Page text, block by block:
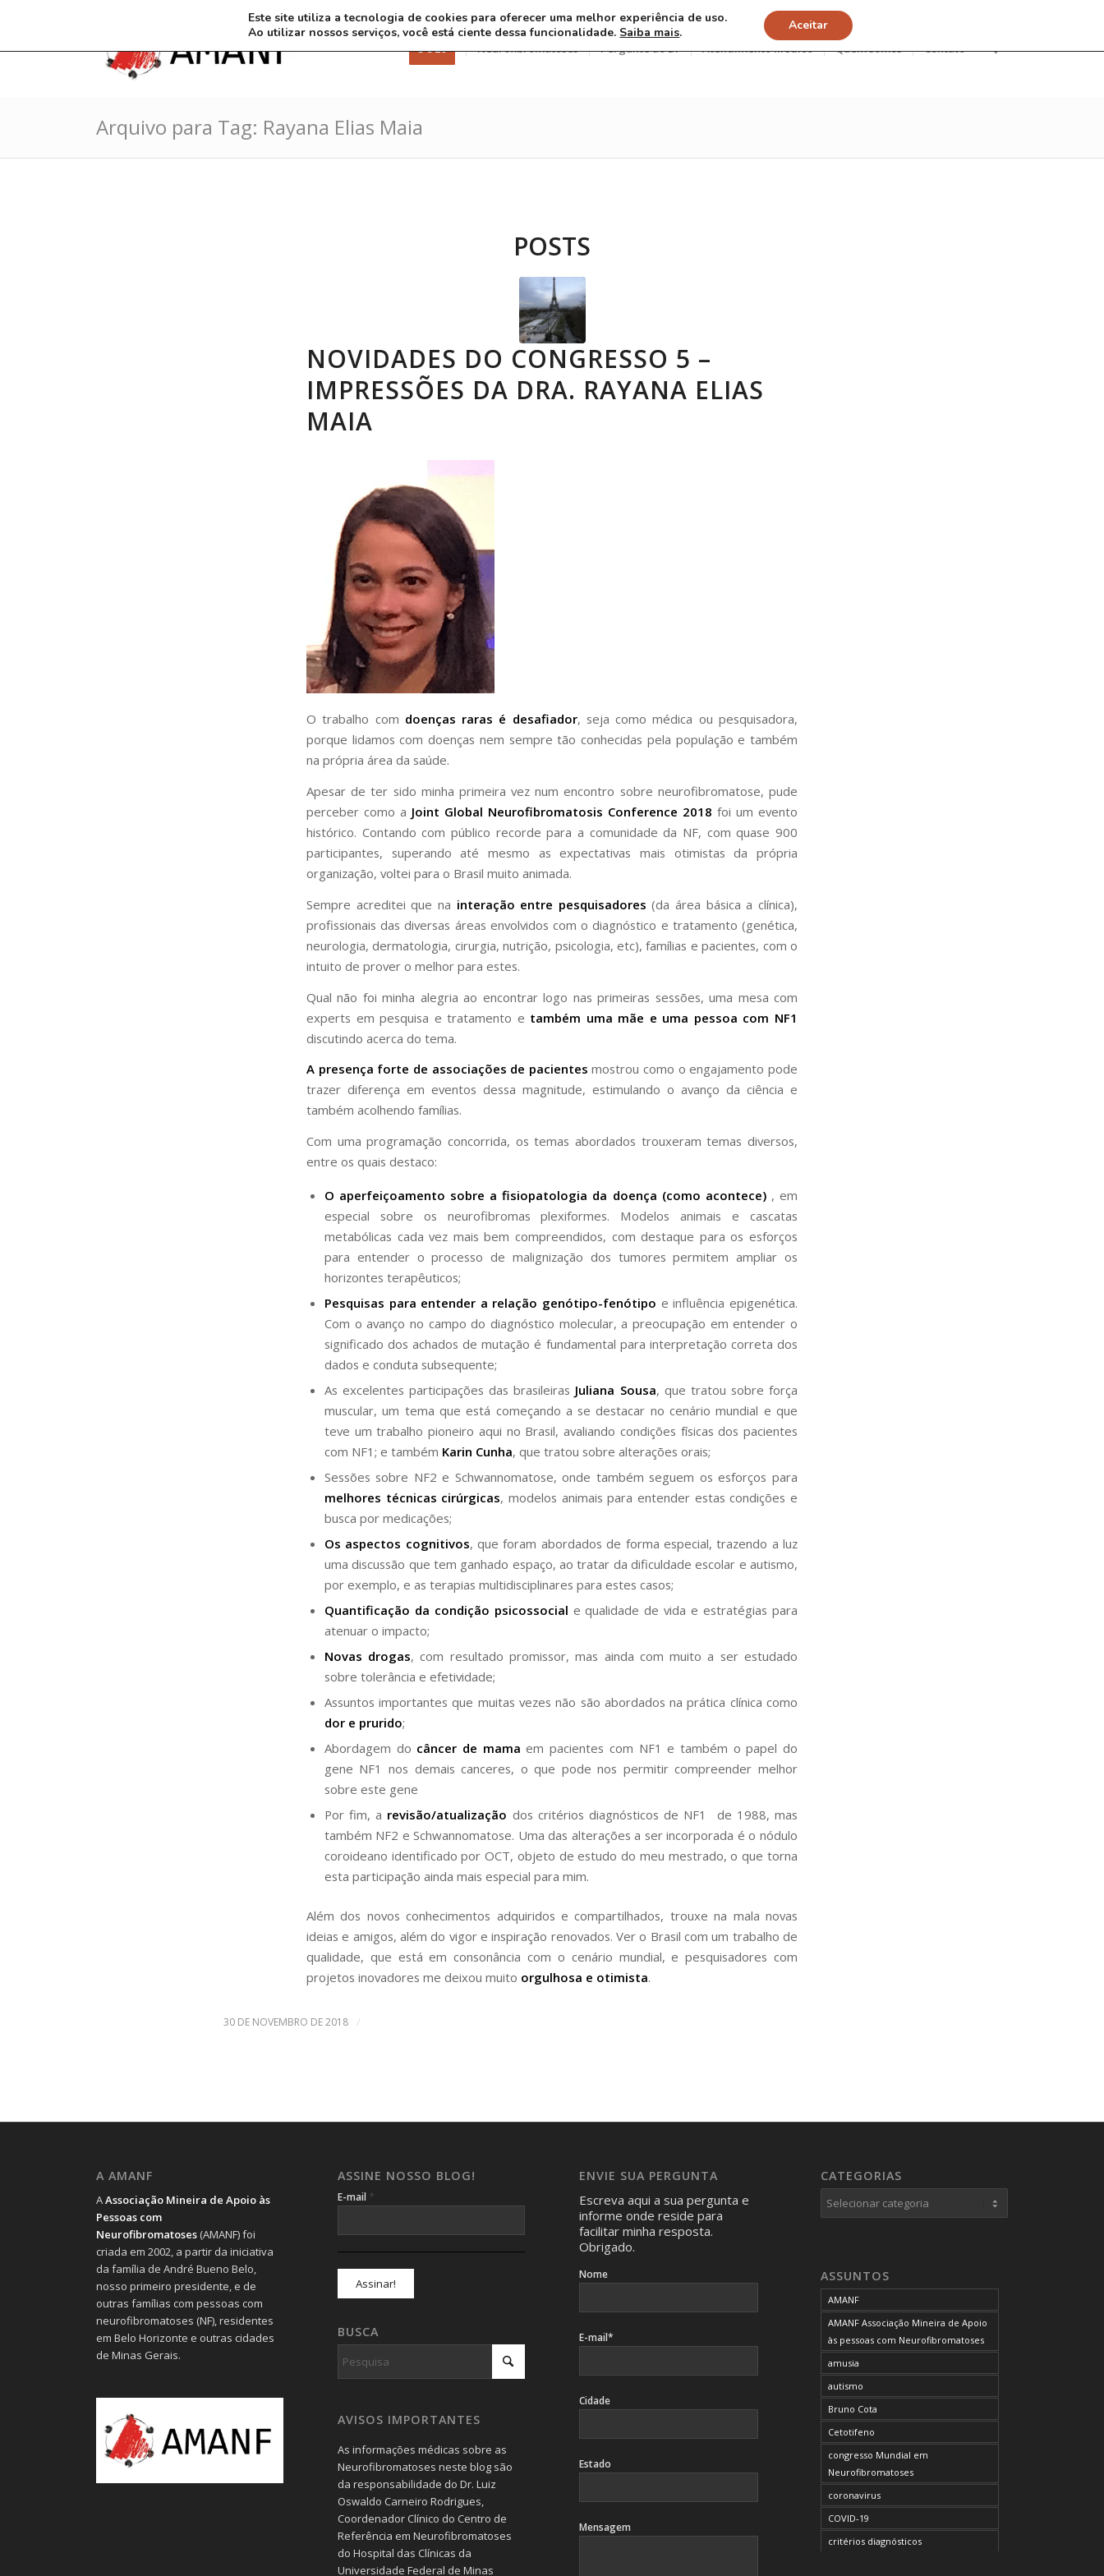
3 8 26 Neurofibromatoses Pergunte ao Dr Atendimento Médico Quem somos Contato
Arquivo para Tag: Rayana Elias Maia
POSTS
NOVIDADES DO CONGRESSO 5 –
IMPRESSÕES DA DRA. RAYANA ELIAS
MAIA
O trabalho com doenças raras é desafiador, seja como médica ou pesquisadora,
porque lidamos com doenças nem sempre tão conhecidas pela população e também
na própria área da saúde.
Apesar de ter sido minha primeira vez num encontro sobre neurofibromatose, pude
perceber como a Joint Global Neurofibromatosis Conference 2018 foi um evento
histórico. Contando com público recorde para a comunidade da NF, com quase 900
participantes, superando até mesmo as expectativas mais otimistas da própria
organização, voltei para o Brasil muito animada.
Sempre acreditei que na interação entre pesquisadores (da área básica a clínica),
profissionais das diversas áreas envolvidos com o diagnóstico e tratamento (genética,
neurologia, dermatologia, cirurgia, nutrição, psicologia, etc), famílias e pacientes, com o
intuito de prover o melhor para estes.
Qual não foi minha alegria ao encontrar logo nas primeiras sessões, uma mesa com
experts em pesquisa e tratamento e também uma mãe e uma pessoa com NF1
discutindo acerca do tema.
A presença forte de associações de pacientes mostrou como o engajamento pode
trazer diferença em eventos dessa magnitude, estimulando o avanço da ciência e
também acolhendo famílias.
Com uma programação concorrida, os temas abordados trouxeram temas diversos,
entre os quais destaco:
O aperfeiçoamento sobre a fisiopatologia da doença (como acontece) , em
especial sobre os neurofibromas plexiformes. Modelos animais e cascatas
metabólicas cada vez mais bem compreendidos, com destaque para os esforços
para entender o processo de malignização dos tumores permitem ampliar os
horizontes terapêuticos;
Pesquisas para entender a relação genótipo-fenótipo e influência epigenética.
Com o avanço no campo do diagnóstico molecular, a preocupação em entender o
significado dos achados de mutação é fundamental para interpretação correta dos
dados e conduta subsequente;
As excelentes participações das brasileiras Juliana Sousa, que tratou sobre força
muscular, um tema que está começando a se destacar no cenário mundial e que
teve um trabalho pioneiro aqui no Brasil, avaliando condições físicas dos pacientes
com NF1; e também Karin Cunha, que tratou sobre alterações orais;
Sessões sobre NF2 e Schwannomatose, onde também seguem os esforços para
melhores técnicas cirúrgicas, modelos animais para entender estas condições e
busca por medicações;
Os aspectos cognitivos, que foram abordados de forma especial, trazendo a luz
uma discussão que tem ganhado espaço, ao tratar da dificuldade escolar e autismo,
por exemplo, e as terapias multidisciplinares para estes casos;
Quantificação da condição psicossocial e qualidade de vida e estratégias para
atenuar o impacto;
Novas drogas, com resultado promissor, mas ainda com muito a ser estudado
sobre tolerância e efetividade;
Assuntos importantes que muitas vezes não são abordados na prática clínica como
dor e prurido;
Abordagem do câncer de mama em pacientes com NF1 e também o papel do
gene NF1 nos demais canceres, o que pode nos permitir compreender melhor
sobre este gene
Por fim, a revisão/atualização dos critérios diagnósticos de NF1 de 1988, mas
também NF2 e Schwannomatose. Uma das alterações a ser incorporada é o nódulo
coroideano identificado por OCT, objeto de estudo do meu mestrado, o que torna
esta participação ainda mais especial para mim.
Além dos novos conhecimentos adquiridos e compartilhados, trouxe na mala novas
ideias e amigos, além do vigor e inspiração renovados. Ver o Brasil com um trabalho de
qualidade, que está em consonância com o cenário mundial, e pesquisadores com
projetos inovadores me deixou muito orgulhosa e otimista.
30 DE NOVEMBRO DE 2018 /
A AMANF
AAssociação Mineira de Apoio às
Pessoas com
Neurofibromatoses (AMANF) foi
criada em 2002, a partir da iniciativa
da família de André Bueno Belo,
nosso primeiro presidente, e de
outras famílias com pessoas com
neurofibromatoses (NF), residentes
em Belo Horizonte e outras cidades
de Minas Gerais.
ASSINE NOSSO BLOG!
E-mail *
BUSCA
AVISOS IMPORTANTES
As informações médicas sobre as
Neurofibromatoses neste blog são
da responsabilidade do Dr. Luiz
Oswaldo Carneiro Rodrigues,
Coordenador Clínico do Centro de
Referência em Neurofibromatoses
do Hospital das Clínicas da
Universidade Federal de Minas
ENVIE SUA PERGUNTA
Escreva aqui a sua pergunta e
informe onde reside para
facilitar minha resposta.
Obrigado.
Nome
E-mail*
Cidade
Estado
Mensagem
CATEGORIAS
Categorias
ASSUNTOS
AMANF
AMANF Associação Mineira de Apoio
às pessoas com Neurofibromatoses
amusia
autismo
Bruno Cota
Cetotifeno
congresso Mundial em
Neurofibromatoses
coronavirus
COVID-19
critérios diagnósticos
Este site utiliza a tecnologia de cookies para oferecer uma melhor experiência de uso.
Ao utilizar nossos serviços, você está ciente dessa funcionalidade. Saiba mais. Aceitar